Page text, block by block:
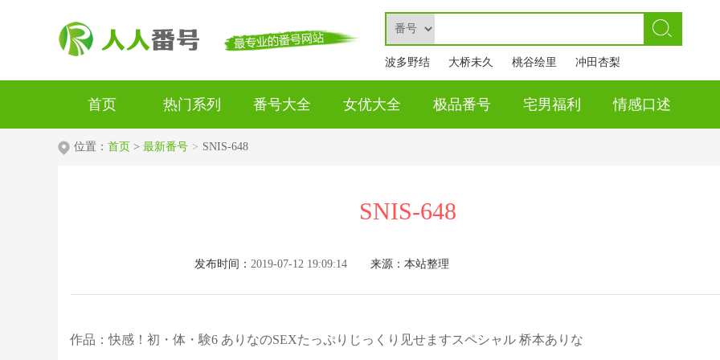
波多野结
大桥未久
桃谷绘里
冲田杏梨
首页 热门系列 番号大全 女优大全 极品番号 宅男福利 情感口述
位置： 首页 > 最新番号 > SNIS-648
SNIS-648
发布时间： 2019-07-12 19:09:14 来源：本站整理
作品：快感！初・体・験6 ありなのSEXたっぷりじっくり见せますスペシャル 桥本ありな